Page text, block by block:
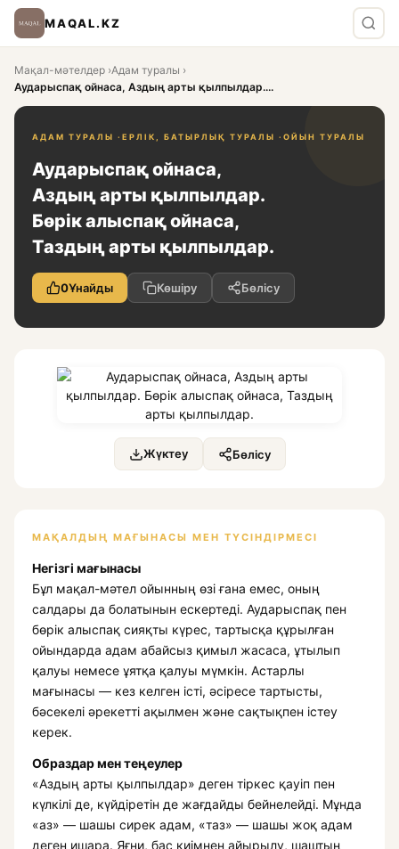
MAQAL.KZ
Мақал-мәтелдер ›Адам туралы ›
Аударыспақ ойнаса, Аздың арты қылпылдар....
АДАМ ТУРАЛЫ · ЕРЛІК, БАТЫРЛЫҚ ТУРАЛЫ · ОЙЫН ТУРАЛЫ
Аударыспақ ойнаса,
Аздың арты қылпылдар.
Бөрік алыспақ ойнаса,
Таздың арты қылпылдар.
0Ұнайды Көшіру Бөлісу
Жүктеу Бөлісу
МАҚАЛДЫҢ МАҒЫНАСЫ МЕН ТҮСІНДІРМЕСІ
Негізгі мағынасы
Бұл мақал-мәтел ойынның өзі ғана емес, оның
салдары да болатынын ескертеді. Аударыспақ пен
бөрік алыспақ сияқты күрес, тартысқа құрылған
ойындарда адам абайсыз қимыл жасаса, ұтылып
қалуы немесе ұятқа қалуы мүмкін. Астарлы
мағынасы — кез келген істі, әсіресе тартысты,
бәсекелі әрекетті ақылмен және сақтықпен істеу
керек.
Образдар мен теңеулер
«Аздың арты қылпылдар» деген тіркес қауіп пен
күлкілі де, күйдіретін де жағдайды бейнелейді. Мұнда
«аз» — шашы сирек адам, «таз» — шашы жоқ адам
деген ишара. Яғни, бас киімнен айырылу, шаштың